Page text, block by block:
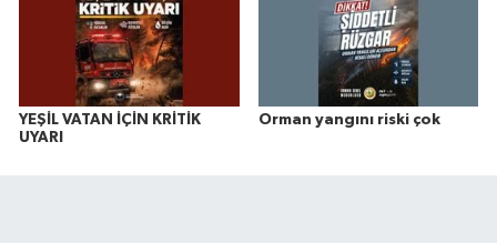
YEŞİL VATAN İÇİN KRİTİK
UYARI
Orman yangını riski çok